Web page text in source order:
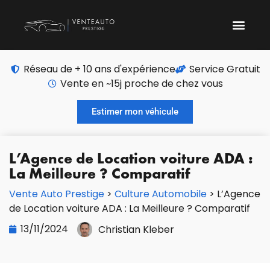
Réseau de + 10 ans d'expérience
Service Gratuit
Vente en ~15j proche de chez vous
Estimer mon véhicule
L’Agence de Location voiture ADA :
La Meilleure ? Comparatif
Vente Auto Prestige > Culture Automobile > L’Agence
de Location voiture ADA : La Meilleure ? Comparatif
13/11/2024
Christian Kleber